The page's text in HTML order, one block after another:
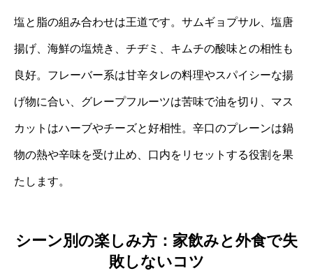
塩と脂の組み合わせは王道です。サムギョプサル、塩唐
揚げ、海鮮の塩焼き、チヂミ、キムチの酸味との相性も
良好。フレーバー系は甘辛タレの料理やスパイシーな揚
げ物に合い、グレープフルーツは苦味で油を切り、マス
カットはハーブやチーズと好相性。辛口のプレーンは鍋
物の熱や辛味を受け止め、口内をリセットする役割を果
たします。
シーン別の楽しみ方：家飲みと外食で失
敗しないコツ